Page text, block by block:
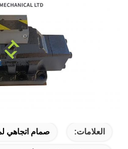
العلامات: صمام اتجاهي